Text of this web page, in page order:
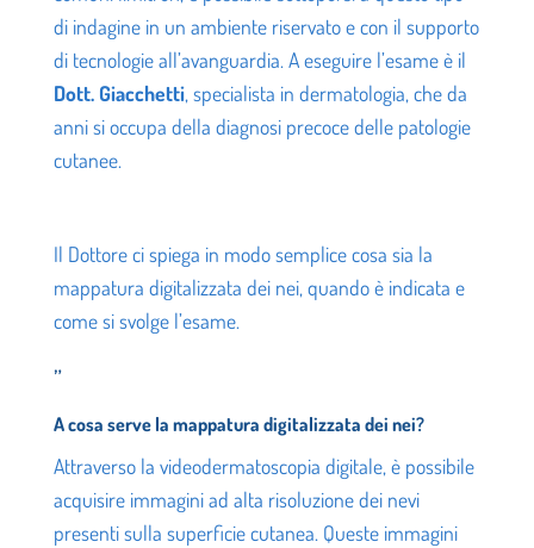
di indagine in un ambiente riservato e con il supporto
di tecnologie all’avanguardia. A eseguire l’esame è il
Dott. Giacchetti, specialista in dermatologia, che da
anni si occupa della diagnosi precoce delle patologie
cutanee.
Il Dottore ci spiega in modo semplice cosa sia la
mappatura digitalizzata dei nei, quando è indicata e
come si svolge l’esame.
”
A cosa serve la mappatura digitalizzata dei nei?
Attraverso la videodermatoscopia digitale, è possibile
acquisire immagini ad alta risoluzione dei nevi
presenti sulla superficie cutanea. Queste immagini